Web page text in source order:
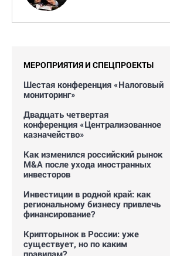
МЕРОПРИЯТИЯ И СПЕЦПРОЕКТЫ
Шестая конференция «Налоговый
мониторинг»
Двадцать четвертая
конференция «Централизованное
казначейство»
Как изменился российский рынок
M&A после ухода иностранных
инвесторов
Инвестиции в родной край: как
региональному бизнесу привлечь
финансирование?
Крипторынок в России: уже
существует, но по каким
правилам?